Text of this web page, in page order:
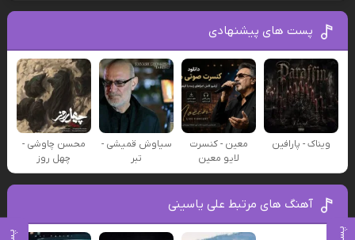
پست های پیشنهادی
ویناک - پارافین
معین - کنسرت
لایو معین
سیاوش قمیشی -
تبر
محسن چاوشی -
چهل روز
آهنگ های مرتبط علی یاسینی